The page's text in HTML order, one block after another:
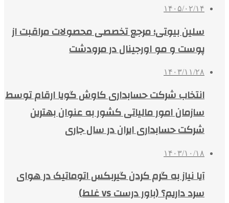
۱۴۰۵/۰۲/۱۴
سلین بیوتی؛ مرجع تخصصی محصولات مراقبت از
پوست و مو اورجینال در مرودشت
۱۴۰۳/۱۱/۲۸
انتخاب شرکت حسابداری کاوش گویا ارقام توسط
سازمان امور مالیاتی کشور به عنوان بهترین
شرکت حسابداری ایران در سال جاری
۱۴۰۳/۱۰/۱۸
آیا نیاز به گرم کردن گیربکس اتوماتیک در هوای
سرد داریم؟ (باور درست vs غلط)